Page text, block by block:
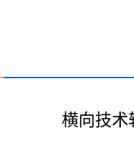
横向技术